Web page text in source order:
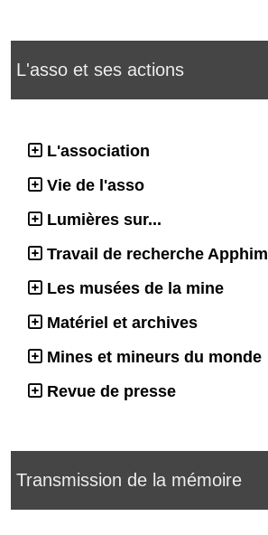
L'asso et ses actions
L'association
Vie de l'asso
Lumières sur...
Travail de recherche Apphim
Les musées de la mine
Matériel et archives
Mines et mineurs du monde
Revue de presse
Transmission de la mémoire